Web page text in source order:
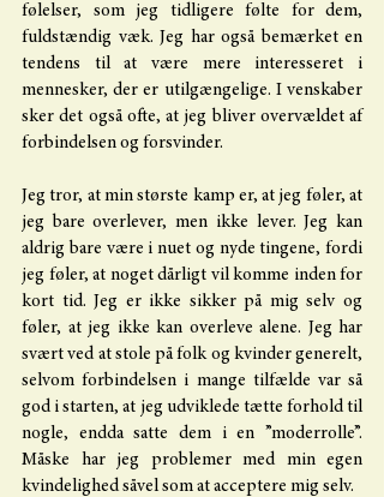
følelser, som jeg tidligere følte for dem,
fuldstændig væk. Jeg har også bemærket en
tendens til at være mere interesseret i
mennesker, der er utilgængelige. I venskaber
sker det også ofte, at jeg bliver overvældet af
forbindelsen og forsvinder.
Jeg tror, at min største kamp er, at jeg føler, at
jeg bare overlever, men ikke lever. Jeg kan
aldrig bare være i nuet og nyde tingene, fordi
jeg føler, at noget dårligt vil komme inden for
kort tid. Jeg er ikke sikker på mig selv og
føler, at jeg ikke kan overleve alene. Jeg har
svært ved at stole på folk og kvinder generelt,
selvom forbindelsen i mange tilfælde var så
god i starten, at jeg udviklede tætte forhold til
nogle, endda satte dem i en ”moderrolle”.
Måske har jeg problemer med min egen
kvindelighed såvel som at acceptere mig selv.